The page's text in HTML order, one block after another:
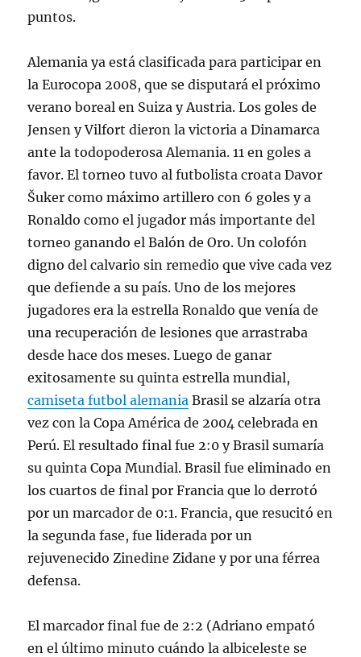
puntos.
Alemania ya está clasificada para participar en
la Eurocopa 2008, que se disputará el próximo
verano boreal en Suiza y Austria. Los goles de
Jensen y Vilfort dieron la victoria a Dinamarca
ante la todopoderosa Alemania. 11 en goles a
favor. El torneo tuvo al futbolista croata Davor
Šuker como máximo artillero con 6 goles y a
Ronaldo como el jugador más importante del
torneo ganando el Balón de Oro. Un colofón
digno del calvario sin remedio que vive cada vez
que defiende a su país. Uno de los mejores
jugadores era la estrella Ronaldo que venía de
una recuperación de lesiones que arrastraba
desde hace dos meses. Luego de ganar
exitosamente su quinta estrella mundial,
camiseta futbol alemania Brasil se alzaría otra
vez con la Copa América de 2004 celebrada en
Perú. El resultado final fue 2:0 y Brasil sumaría
su quinta Copa Mundial. Brasil fue eliminado en
los cuartos de final por Francia que lo derrotó
por un marcador de 0:1. Francia, que resucitó en
la segunda fase, fue liderada por un
rejuvenecido Zinedine Zidane y por una férrea
defensa.
El marcador final fue de 2:2 (Adriano empató
en el último minuto cuándo la albiceleste se